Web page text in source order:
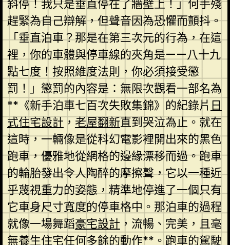
斜停！我只是垂直停在了牆壁上！」何手殘
趕緊為自己辯解，但聲音因為恐懼而顫抖。
「垂直泊車？那是在第三次元的行為，在這
裡，你的車體與停車線的夾角是——八十九
點七度！按照維度法則，你必須接受懲
罰！」懲罰的內容是：無限次觀看一部名為
**《新手泊車七百次失敗集錦》的紀錄片 日
式住宅設計，老屋翻新直到哭泣為止。就在
這時，一輛像是從科幻電影裡開出來的黑色
跑車，優雅地從網格的邊緣漂移而過。跑車
的輪胎發出令人陶醉的摩擦聲，它以一種近
乎蔑視重力的姿態，精準地停進了一個只有
它車身尺寸寬度的停車格中。那泊車的過程
就像一場舞蹈豪宅設計 ，流暢、完美，且毫
無養生住宅任何多餘的動作**。跑車的駕駛